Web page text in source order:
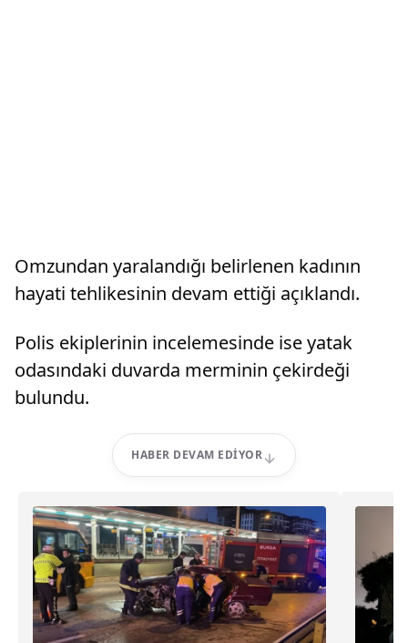
Omzundan yaralandığı belirlenen kadının
hayati tehlikesinin devam ettiği açıklandı.
Polis ekiplerinin incelemesinde ise yatak
odasındaki duvarda merminin çekirdeği
bulundu.
HABER DEVAM EDIYOR